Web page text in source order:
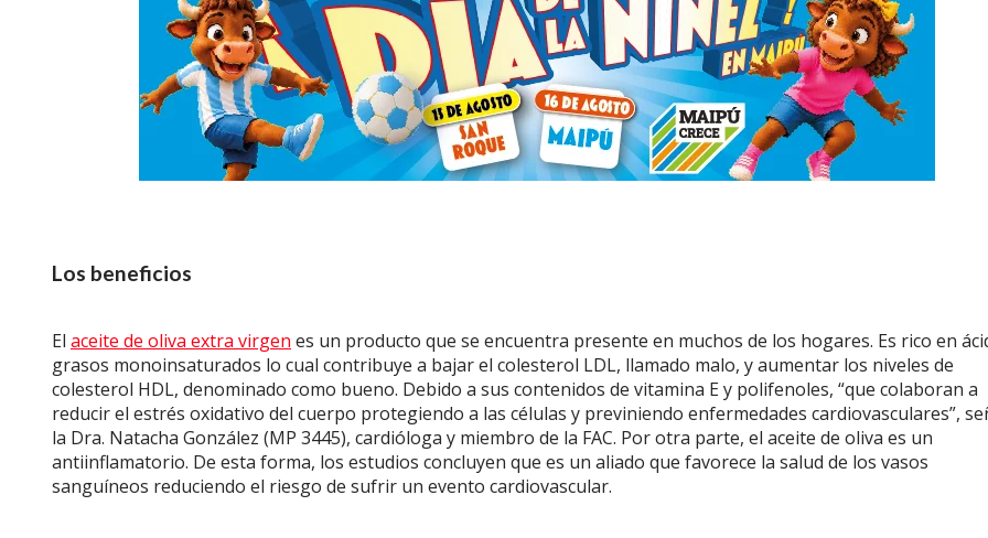
Los beneficios
El aceite de oliva extra virgen es un producto que se encuentra presente en muchos de los hogares. Es rico en
grasos monoinsaturados lo cual contribuye a bajar el colesterol LDL, llamado malo, y aumentar los niveles de
colesterol HDL, denominado como bueno. Debido a sus contenidos de vitamina E y polifenoles, “que colaboran a
reducir el estrés oxidativo del cuerpo protegiendo a las células y previniendo enfermedades cardiovasculares”,
la Dra. Natacha González (MP 3445), cardióloga y miembro de la FAC. Por otra parte, el aceite de oliva es un
antiinflamatorio. De esta forma, los estudios concluyen que es un aliado que favorece la salud de los vasos
sanguíneos reduciendo el riesgo de sufrir un evento cardiovascular.